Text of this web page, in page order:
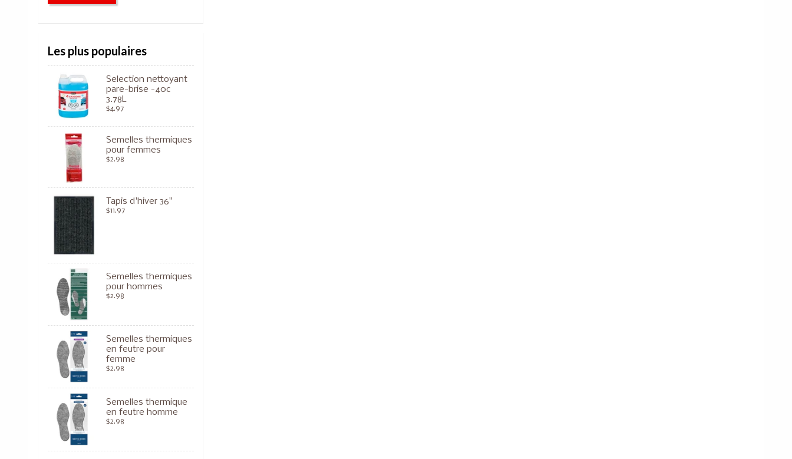
Les plus populaires
Selection nettoyant
pare-brise -40c
3.78L
$4.97
Semelles thermiques
pour femmes
$2.98
Tapis d'hiver 36"
$11.97
Semelles thermiques
pour hommes
$2.98
Semelles thermiques
en feutre pour
femme
$2.98
Semelles thermique
en feutre homme
$2.98